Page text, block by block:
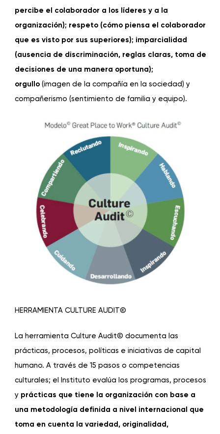
percibe el colaborador a los líderes y a la
organización); respeto (cómo piensa el colaborador
que es visto por sus superiores); imparcialidad
(ausencia de discriminación, reglas claras, toma de
decisiones de una manera oportuna);
orgullo (imagen de la compañía en la sociedad) y
compañerismo (sentimiento de familia y equipo).
HERRAMIENTA CULTURE AUDIT©
La herramienta Culture Audit© documenta las
prácticas, procesos, políticas e iniciativas de capital
humano. A través de 15 pasos o competencias
culturales; el Instituto evalúa los programas, procesos
y prácticas que tiene la organización con base a
una metodología definida a nivel internacional que
toma en cuenta la variedad, originalidad,